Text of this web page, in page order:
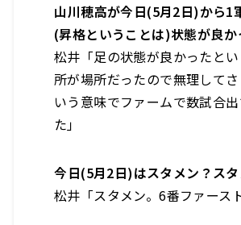
――山川穂高が今日(5月2日)か
(昇格ということは)状態が良か
松井「足の状態が良かったと
所が場所だったので無理して
いう意味でファームで数試合
た」
――今日(5月2日)はスタメン？ス
松井「スタメン。6番ファース